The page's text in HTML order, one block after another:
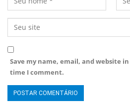
Save my name, email, and website
time I comment.